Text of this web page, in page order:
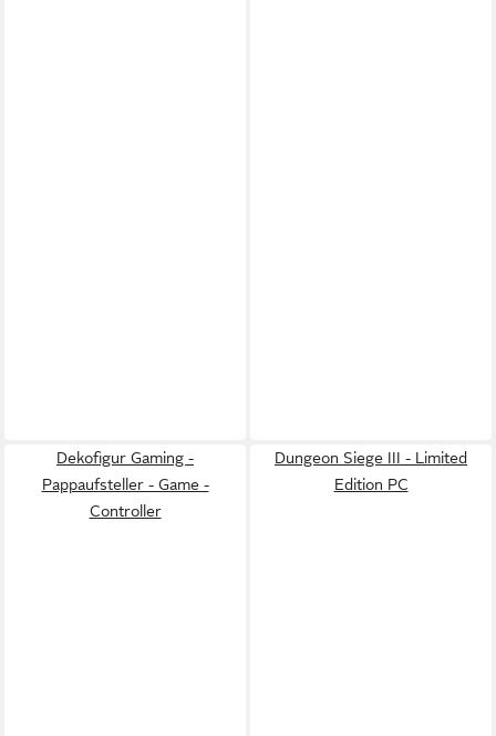
Dekofigur Gaming -
Pappaufsteller - Game -
Controller
Dungeon Siege III - Limited
Edition PC